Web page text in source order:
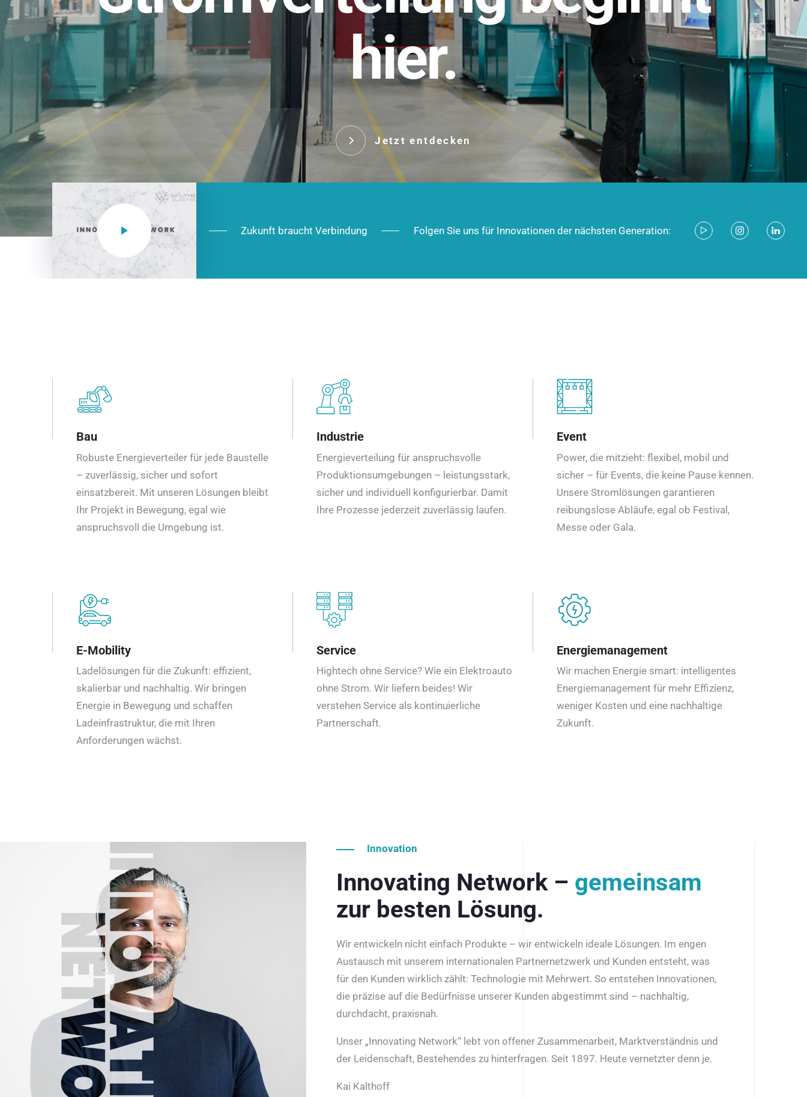
hier.
Jetzt entdecken
NEO CEE: Energieverteilung mit System. Robust im Alltag,
effizient in der Installation, zukunftsfähig im Ausbau.
Das innovative Stecksystem für industrielle Anwendungen –
robust, IP-geschützt und zukunftsfähig.
Jetzt entdecken
Zukunft braucht Verbindung Folgen Sie uns für Innovationen der nächsten Generation:
Bau
Robuste Energieverteiler für jede Baustelle
– zuverlässig, sicher und sofort
einsatzbereit. Mit unseren Lösungen bleibt
Ihr Projekt in Bewegung, egal wie
anspruchsvoll die Umgebung ist.
Industrie
Energieverteilung für anspruchsvolle
Produktionsumgebungen – leistungsstark,
sicher und individuell konfigurierbar. Damit
Ihre Prozesse jederzeit zuverlässig laufen.
Event
Power, die mitzieht: flexibel, mobil und
sicher – für Events, die keine Pause kennen.
Unsere Stromlösungen garantieren
reibungslose Abläufe, egal ob Festival,
Messe oder Gala.
E-Mobility
Ladelösungen für die Zukunft: effizient,
skalierbar und nachhaltig. Wir bringen
Energie in Bewegung und schaffen
Ladeinfrastruktur, die mit Ihren
Anforderungen wächst.
Service
Hightech ohne Service? Wie ein Elektroauto
ohne Strom. Wir liefern beides! Wir
verstehen Service als kontinuierliche
Partnerschaft.
Energiemanagement
Wir machen Energie smart: intelligentes
Energiemanagement für mehr Effizienz,
weniger Kosten und eine nachhaltige
Zukunft.
Innovation
Innovating Network – gemeinsam
zur besten Lösung.
Wir entwickeln nicht einfach Produkte – wir entwickeln ideale Lösungen. Im engen
Austausch mit unserem internationalen Partnernetzwerk und Kunden entsteht, was
für den Kunden wirklich zählt: Technologie mit Mehrwert. So entstehen Innovationen,
die präzise auf die Bedürfnisse unserer Kunden abgestimmt sind – nachhaltig,
durchdacht, praxisnah.
Unser „Innovating Network“ lebt von offener Zusammenarbeit, Marktverständnis und
der Leidenschaft, Bestehendes zu hinterfragen. Seit 1897. Heute vernetzter denn je.
Kai Kalthoff